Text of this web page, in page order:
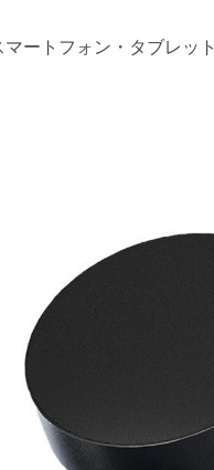
マートフォン・タブレット